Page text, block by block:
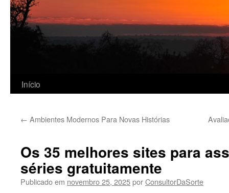
Início
← Ambientes Modernos Para Novas Histórias
Os 35 melhores sites para
séries gratuitamente
Publicado em novembro 25, 2025porConsultorDaSorte